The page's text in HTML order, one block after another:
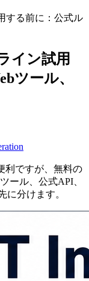
する前に：公式ル
イン試用
ツール、
利ですが、無料の
ール、公式API、
に分けます。